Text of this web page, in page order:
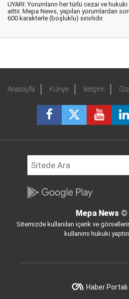
UYARI: Yorumların her türlü cezai ve
aittir. Mepa News, yapılan yorumlardan
600 karakterle (boşluklu) sınırlıdır.
Anasayfa Künye İletişim
Mepa News ©
Sitemizde kullanılan içerik ve
kullanımı hukuki
Haber Portalı